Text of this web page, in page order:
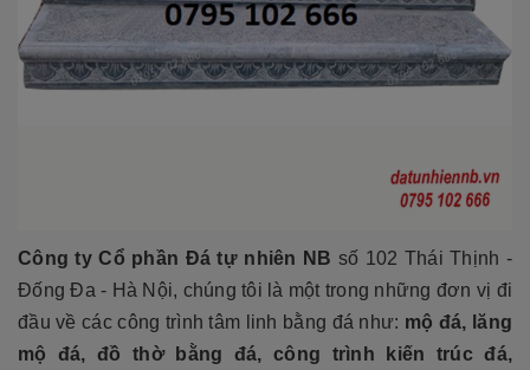
Công ty Cổ phần Đá tự nhiên NB số 102 Thái Thịnh -
Đống Đa - Hà Nội, chúng tôi là một trong những đơn vị đi
đầu về các công trình tâm linh bằng đá như: mộ đá, lăng
mộ đá, đồ thờ bằng đá, công trình kiến trúc đá,